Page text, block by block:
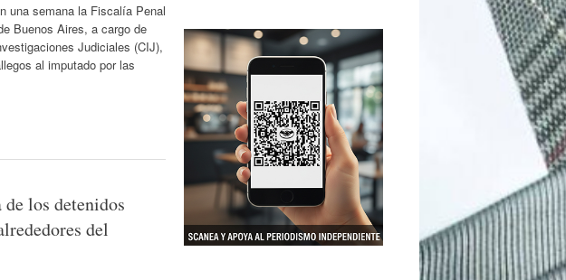
una semana la Fiscalía Penal
Buenos Aires, a cargo de
Judiciales (CIJ),
al imputado por las
los detenidos
del